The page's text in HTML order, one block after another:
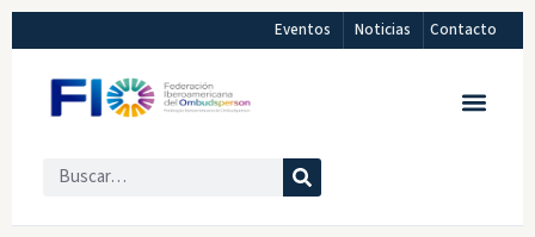
Eventos Noticias Contacto